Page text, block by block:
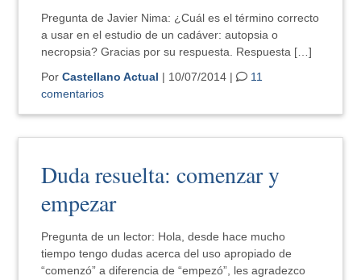
Pregunta de Javier Nima: ¿Cuál es el término correcto
a usar en el estudio de un cadáver: autopsia o
necropsia? Gracias por su respuesta. Respuesta […]
PorCastellano Actual | 10/07/2014 |
11
comentarios
Duda resuelta: comenzar y
empezar
Pregunta de un lector: Hola, desde hace mucho
tiempo tengo dudas acerca del uso apropiado de
“comenzó” a diferencia de “empezó”, les agradezco